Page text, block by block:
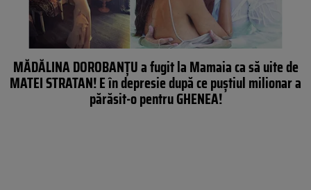
MĂDĂLINA DOROBANŢU a fugit la Mamaia ca să uite de
MATEI STRATAN! E în depresie după ce puştiul milionar a
părăsit-o pentru GHENEA!